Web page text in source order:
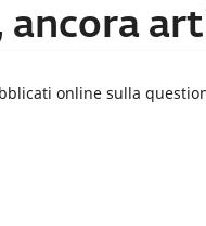
ancora
online sulla